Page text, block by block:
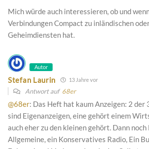
Mich würde auch interessieren, ob und
Verbindungen Compact zu inländischen
Geheimdiensten hat.
Autor
Stefan Laurin 13 Jahre vor
Antwort auf 68er
@68er: Das Heft hat kaum Anzeigen: 2 der
sind Eigenanzeigen, eine gehört einem
auch eher zu den kleinen gehört. Dann noch
Allgemeine, ein Konservatives Radio, Ein